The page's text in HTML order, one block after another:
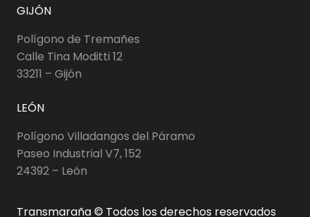
GIJÓN
Polígono de Tremañes
Calle Tina Moditti 12
33211 – Gijón
LEÓN
Polígono Villadangos del Páramo
Paseo Industrial V7, 152
24392 – León
Transmaraña © Todos los derechos reservados